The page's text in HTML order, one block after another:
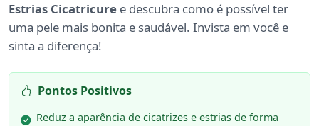
Estrias Cicatricure e descubra como é possível ter
uma pele mais bonita e saudável. Invista em você e
sinta a diferença!
Pontos Positivos
Reduz a aparência de cicatrizes e estrias de forma